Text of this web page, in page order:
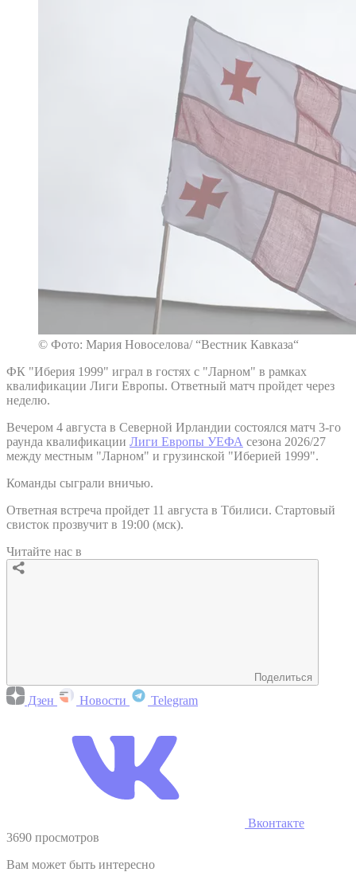
© Фото: Мария Новоселова/ “Вестник Кавказа“
ФК "Иберия 1999" играл в гостях с "Ларном" в рамках
квалификации Лиги Европы. Ответный матч пройдет через
неделю.
Вечером 4 августа в Северной Ирландии состоялся матч 3-го
раунда квалификации Лиги Европы УЕФА сезона 2026/27
между местным "Ларном" и грузинской "Иберией 1999".
Команды сыграли вничью.
Ответная встреча пройдет 11 августа в Тбилиси. Стартовый
свисток прозвучит в 19:00 (мск).
Читайте нас в
Поделиться
Дзен Новости Telegram
Вконтакте
3690 просмотров
Вам может быть интересно